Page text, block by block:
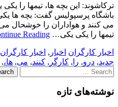
ترکاشوند: این بچه ها، تیمها را
باشگاه پرسپولیس گفت: بچه ها
می کنند و هواداران را خوشحال می
تیمها را یکی یکی… Reading
اخبار کارگران اخبار , اخبار کارگران
جدید, درو, را , کارگر , کنند, می, ها،,
Search
for:
نوشته‌های تازه